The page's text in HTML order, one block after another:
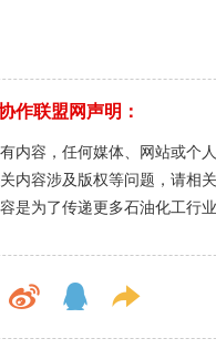
作联盟网声明：
内容，任何媒体、网站或个
内容涉及版权等问题，请相
是为了传递更多石油化工行